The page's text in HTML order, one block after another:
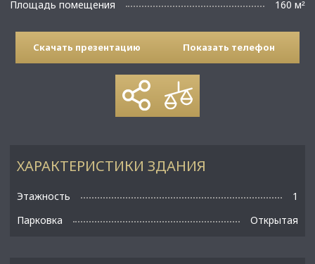
Площадь помещения
160 м²
Скачать презентацию Показать телефон
ХАРАКТЕРИСТИКИ ЗДАНИЯ
Этажность
1
Парковка
Открытая